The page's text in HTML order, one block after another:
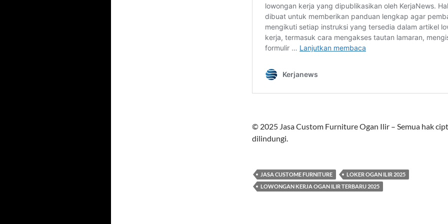
© 2025 Jasa Custom Furniture Ogan Ilir – Semua hak
dilindungi.
JASA CUSTOME FURNITURE
LOKER OGAN ILIR 2025
LOWONGAN KERJA OGAN ILIR TERBARU 2025